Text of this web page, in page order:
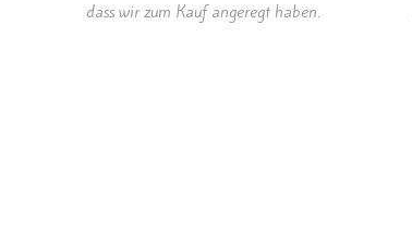
dass wir zum Kauf angeregt haben.